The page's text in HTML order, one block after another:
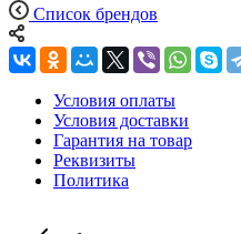
Список брендов
Условия оплаты
Условия доставки
Гарантия на товар
Реквизиты
Политика